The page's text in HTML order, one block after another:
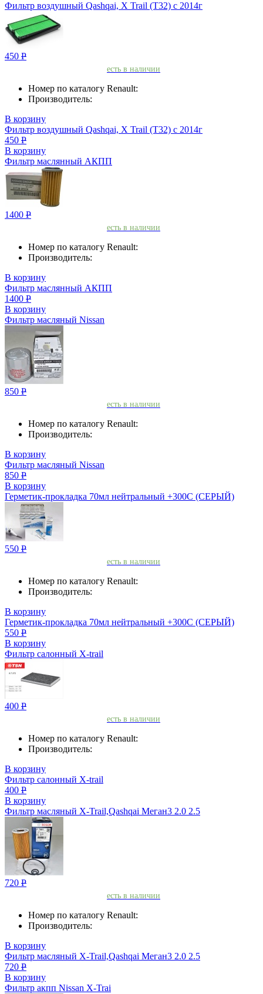
Фильтр воздушный Qashqai, X Trail (T32) с 2014г
450 Р
есть в наличии
Номер по каталогу Renault:
Производитель:
В корзину
Фильтр воздушный Qashqai, X Trail (T32) с 2014г
450 Р
В корзину
Фильтр маслянный АКПП
1400 Р
есть в наличии
Номер по каталогу Renault:
Производитель:
В корзину
Фильтр маслянный АКПП
1400 Р
В корзину
Фильтр масляный Nissan
850 Р
есть в наличии
Номер по каталогу Renault:
Производитель:
В корзину
Фильтр масляный Nissan
850 Р
В корзину
Герметик-прокладкa 70мл нейтральный +300С (СЕРЫЙ)
550 Р
есть в наличии
Номер по каталогу Renault:
Производитель:
В корзину
Герметик-прокладкa 70мл нейтральный +300С (СЕРЫЙ)
550 Р
В корзину
Фильтр салонный X-trail
400 Р
есть в наличии
Номер по каталогу Renault:
Производитель:
В корзину
Фильтр салонный X-trail
400 Р
В корзину
Фильтр масляный X-Trail,Qashqai Меган3 2.0 2.5
720 Р
есть в наличии
Номер по каталогу Renault:
Производитель:
В корзину
Фильтр масляный X-Trail,Qashqai Меган3 2.0 2.5
720 Р
В корзину
Фильтр акпп Nissan X-Trai